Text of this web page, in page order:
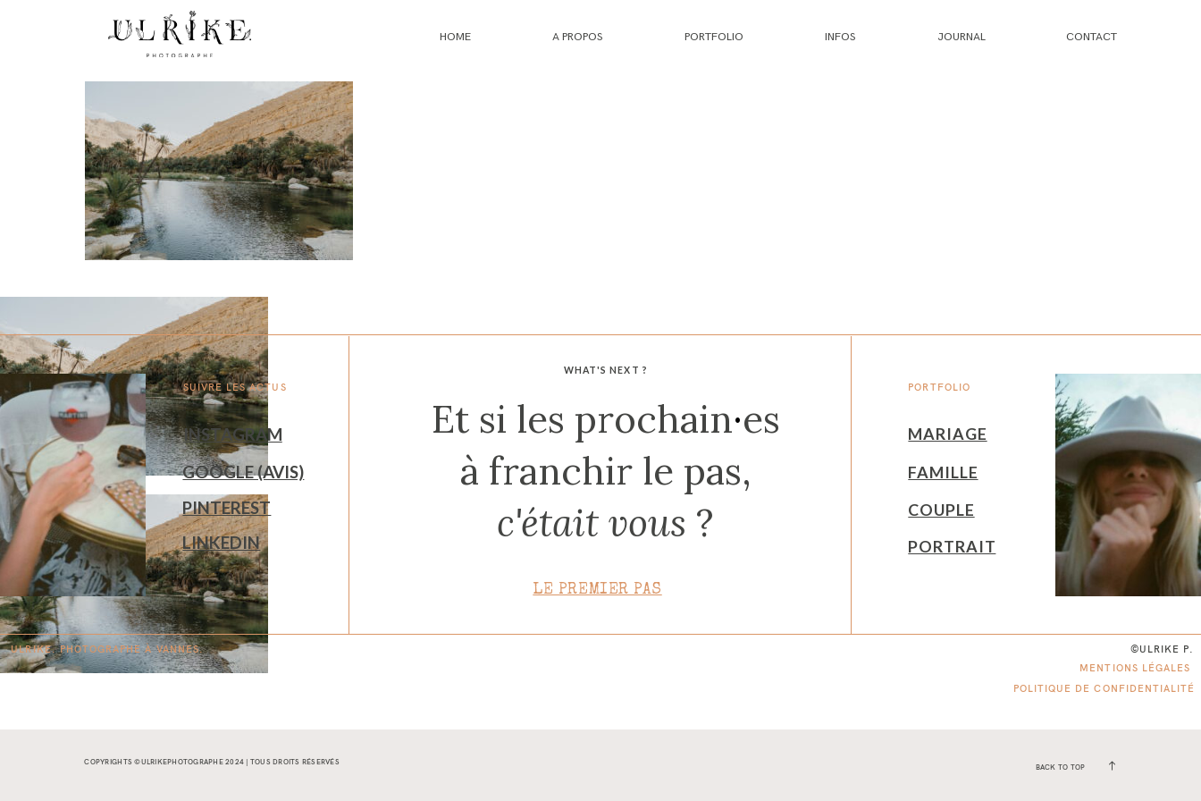
HOME A PROPOS PORTFOLIO INFOS JOURNAL CONTACT
WHAT'S NEXT ?
PORTFOLIO
SUIVRE LES ACTUS
Et si les prochain·es
à franchir le pas,
c'était vous ?
MARIAGE
INSTAGRAM
GOOGLE (AVIS)
FAMILLE
PINTEREST COUPLE
LINKEDIN PORTRAIT
LE PREMIER PAS
©ULRIKE P.
ULRIKE. PHOTOGRAPHE ÀVANNES.
MENTIONS LÉGALES
POLITIQUE DE CONFIDENTIALITÉ
COPYRIGHTS ©ULRIKEPHOTOGRAPHE 2024 | TOUS DROITS RÉSERVÉS
BACK TO TOP